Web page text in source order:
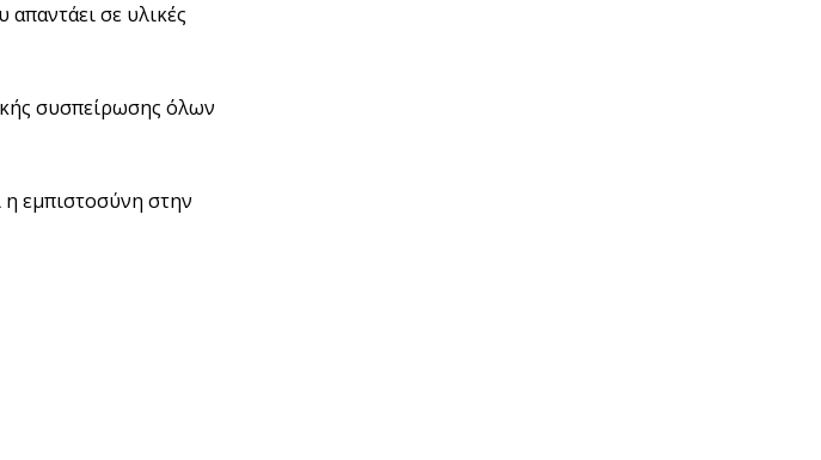
σε υλικές
συσπείρωσης όλων
η εμπιστοσύνη στην